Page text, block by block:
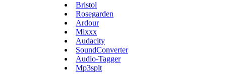
Bristol
Rosegarden
Ardour
Mixxx
Audacity
SoundConverter
Audio-Tagger
Mp3splt